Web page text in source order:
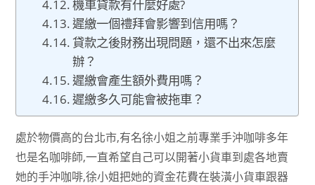
機車貸款有什麼好處?
遲繳一個禮拜會影響到信用嗎？
貸款之後財務出現問題，還不出來怎麼
辦？
遲繳會產生額外費用嗎？
遲繳多久可能會被拖車？
處於物價高的台北市,有名徐小姐之前專業手沖咖啡多年
也是名咖啡師,一直希望自己可以開著小貨車到處各地賣
她的手沖咖啡,徐小姐把她的資金花費在裝潢小貨車跟器